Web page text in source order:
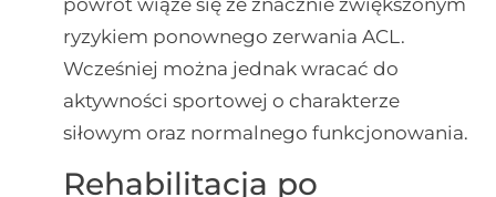
powrót wiąże się ze znacznie zwiększonym
ryzykiem ponownego zerwania ACL.
Wcześniej można jednak wracać do
aktywności sportowej o charakterze
siłowym oraz normalnego funkcjonowania.
Rehabilitacja po